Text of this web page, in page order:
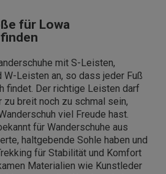
e für Lowa
mit S-Leisten,
W-Leisten an, so dass jeder Fuß
findet. Der richtige Leisten darf
zu breit noch zu schmal sein,
viel Freude hast.
für Wanderschuhe aus
haltgebende Sohle haben und
für Stabilität und Komfort
Materialien wie Kunstleder